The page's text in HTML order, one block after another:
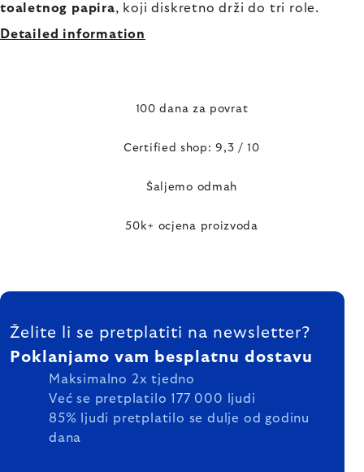
toaletnog papira, koji diskretno drži do tri role.
Detailed information
100 dana za povrat
Certified shop: 9,3 / 10
Šaljemo odmah
50k+ ocjena proizvoda
FOOTER
Želite li se pretplatiti na newsletter?
Poklanjamo vam besplatnu dostavu
Maksimalno 2x tjedno
Već se pretplatilo 177 000 ljudi
85% ljudi pretplatilo se dulje od godinu
dana